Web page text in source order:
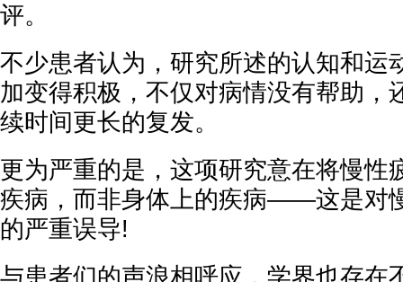
评。
不少患者认为，研究所述的认知和运
加变得积极，不仅对病情没有帮助，
续时间更长的复发。
更为严重的是，这项研究意在将慢性
疾病，而非身体上的疾病——这是对
的严重误导!
与患者们的声浪相呼应，学界也存在